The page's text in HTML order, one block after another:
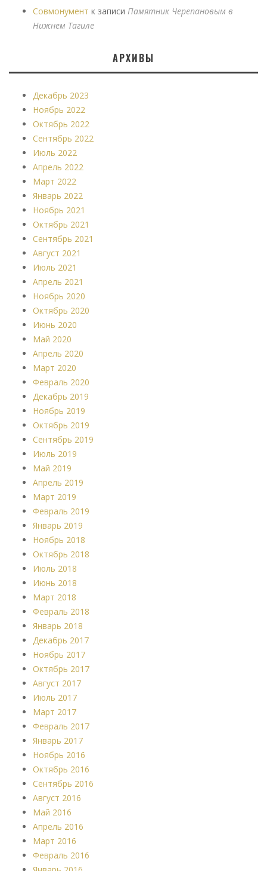
Совмонумент к записи Памятник Черепановым в
Нижнем Тагиле
АРХИВЫ
Декабрь 2023
Ноябрь 2022
Октябрь 2022
Сентябрь 2022
Июль 2022
Апрель 2022
Март 2022
Январь 2022
Ноябрь 2021
Октябрь 2021
Сентябрь 2021
Август 2021
Июль 2021
Апрель 2021
Ноябрь 2020
Октябрь 2020
Июнь 2020
Май 2020
Апрель 2020
Март 2020
Февраль 2020
Декабрь 2019
Ноябрь 2019
Октябрь 2019
Сентябрь 2019
Июль 2019
Май 2019
Апрель 2019
Март 2019
Февраль 2019
Январь 2019
Ноябрь 2018
Октябрь 2018
Июль 2018
Июнь 2018
Март 2018
Февраль 2018
Январь 2018
Декабрь 2017
Ноябрь 2017
Октябрь 2017
Август 2017
Июль 2017
Март 2017
Февраль 2017
Январь 2017
Ноябрь 2016
Октябрь 2016
Сентябрь 2016
Август 2016
Май 2016
Апрель 2016
Март 2016
Февраль 2016